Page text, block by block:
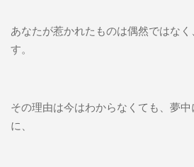
あなたが惹かれたものは偶然ではな
す。
その理由は今はわからなくても、夢
に、